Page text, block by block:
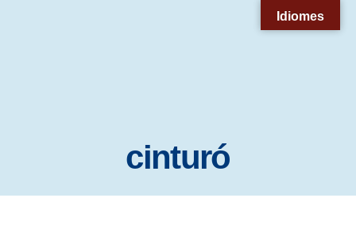
accesibilidad.
cinturó
Idiomes